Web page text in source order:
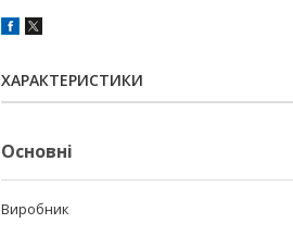
ХАРАКТЕРИСТИКИ
Основні
Виробник